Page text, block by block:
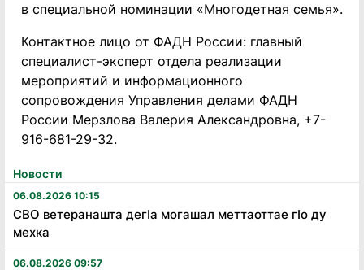
Новости
06.08.2026 10:15
СВО ветеранашта дегӏа могашал меттаоттае гӏо ду
мехка
06.08.2026 09:57
в специальной номинации «Многодетная семья».
Контактное лицо от ФАДН России: главный
специалист-эксперт отдела реализации
мероприятий и информационного
сопровождения Управления делами ФАДН
России Мерзлова Валерия Александровна, +7-
916-681-29-32.